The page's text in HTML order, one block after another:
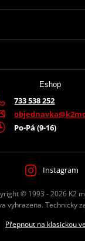
Eshop
733 538 252
Po-Pá (9-16)
Instagram
© 1993 - 2026 K2
vyhrazena. Technicky
Přepnout na klasickou